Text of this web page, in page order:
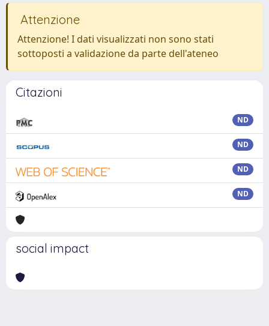
Attenzione
Attenzione! I dati visualizzati non sono stati
sottoposti a validazione da parte dell'ateneo
Citazioni
ND
ND
ND
ND
social impact